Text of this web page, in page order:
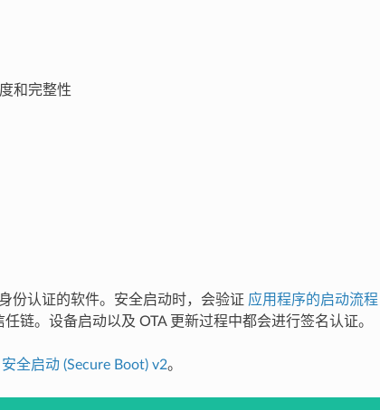
和完整性
份认证的软件。安全启动时，会验证 应用程序的启动流程
链。设备启动以及 OTA 更新过程中都会进行签名认证。
安全启动 (Secure Boot) v2。